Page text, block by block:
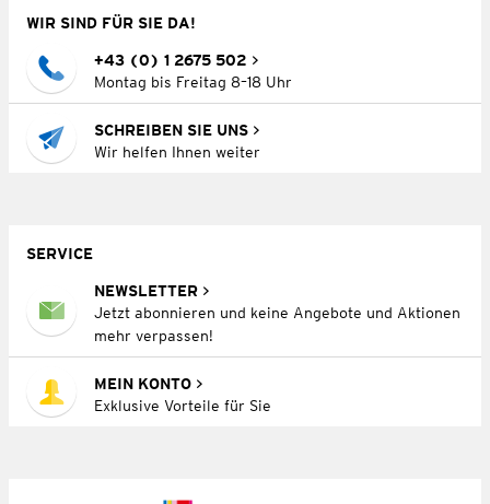
WIR SIND FÜR SIE DA!
+43 (0) 1 2675 502
Montag bis Freitag 8–18 Uhr
SCHREIBEN SIE UNS
Wir helfen Ihnen weiter
SERVICE
NEWSLETTER
Jetzt abonnieren und keine Angebote und Aktionen
mehr verpassen!
MEIN KONTO
Exklusive Vorteile für Sie